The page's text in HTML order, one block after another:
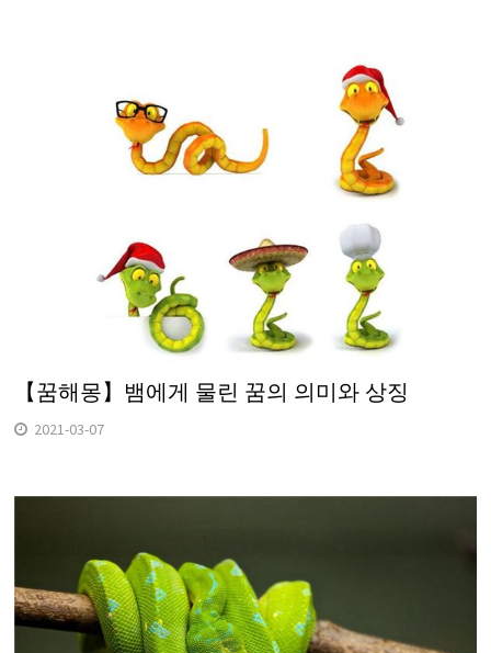
【꿈해몽】뱀에게 물린 꿈의 의미와 상징
2021-03-07